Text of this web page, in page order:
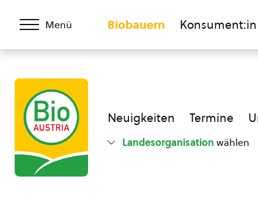
Menü Biobauern Konsument:in
Neuigkeiten Termine
Landesorganisation wählen